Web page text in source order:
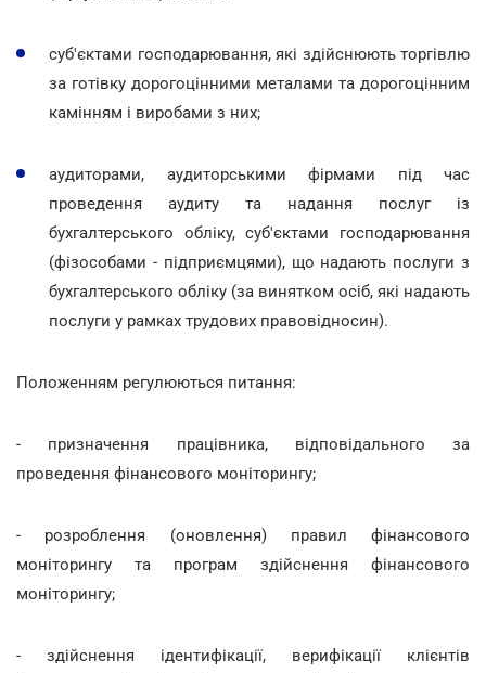
суб'єктами господарювання, які здійснюють торгівлю
за готівку дорогоцінними металами та дорогоцінним
камінням і виробами з них;
аудиторами, аудиторськими фірмами під час
проведення аудиту та надання послуг із
бухгалтерського обліку, суб'єктами господарювання
(фізособами - підприємцями), що надають послуги з
бухгалтерського обліку (за винятком осіб, які надають
послуги у рамках трудових правовідносин).
Положенням регулюються питання:
- призначення працівника, відповідального за
проведення фінансового моніторингу;
- розроблення (оновлення) правил фінансового
моніторингу та програм здійснення фінансового
моніторингу;
- здійснення ідентифікації, верифікації клієнтів